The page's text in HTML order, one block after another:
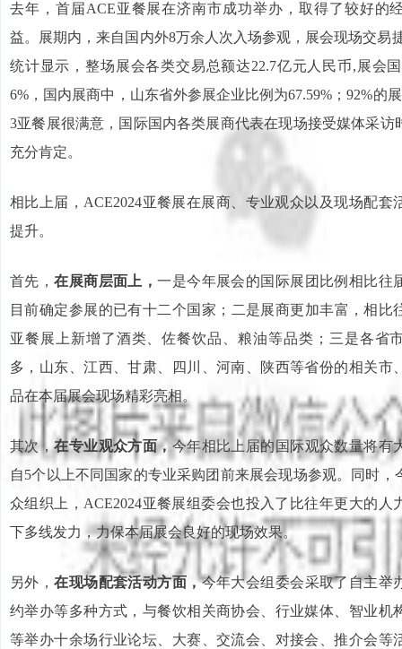
去年，首届ACE亚餐展在济南市成功举办，取得了较好的
益。展期内，来自国内外8万余人次入场参观，展会现场交易
统计显示，整场展会各类交易总额达22.7亿元人民币,展会
6%，国内展商中，山东省外参展企业比例为67.59%；92%的
3亚餐展很满意，国际国内各类展商代表在现场接受媒体采访
充分肯定。
相比上届，ACE2024亚餐展在展商、专业观众以及现场配套
提升。
首先，在展商层面上，一是今年展会的国际展团比例相比往
目前确定参展的已有十二个国家；二是展商更加丰富，相比
亚餐展上新增了酒类、佐餐饮品、粮油等品类；三是各省
多，山东、江西、甘肃、四川、河南、陕西等省份的相关市
品在本届展会现场精彩亮相。
其次，在专业观众方面， 今年相比上届的国际观众数量将有
自5个以上不同国家的专业采购团前来展会现场参观。同时，
众组织上，ACE2024亚餐展组委会也投入了比往年更大的人
下多线发力，力保本届展会良好的现场效果。
另外，在现场配套活动方面，今年大会组委会采取了自主举
约举办等多种方式，与餐饮相关商协会、行业媒体、智业机
等举办十余场行业论坛、大赛、交流会、对接会、推介会等